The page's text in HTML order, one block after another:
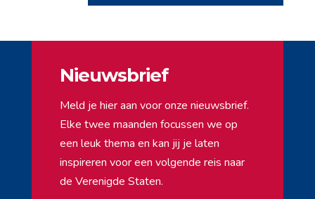
Nieuwsbrief
Meld je hier aan voor onze nieuwsbrief.
Elke twee maanden focussen we op
een leuk thema en kan jij je laten
inspireren voor een volgende reis naar
de Verenigde Staten.